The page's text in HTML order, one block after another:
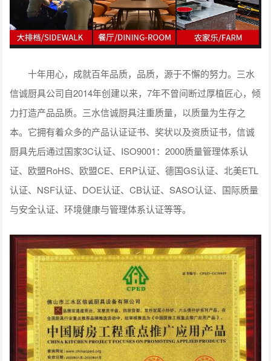
十年用心，成就百年品质，品质，源于不懈的努力。三水
信诚厨具公司自2014年创建以来，7年不曾间断过厚植匠心，倾
力打造产品品质。三水信诚厨具注重质量，以质量为生存之
本。它拥有着众多的产品认证证书、奖状以及资质证书，信诚
厨具先后通过国家3C认证、ISO9001：2000质量管理体系认
证、欧盟RoHS、欧盟CE、ERP认证、德国GS认证、北美ETL
认证、NSF认证、DOE认证、CB认证、SASO认证、国际质量
与安全认证、环境健康与管理体系认证等等。